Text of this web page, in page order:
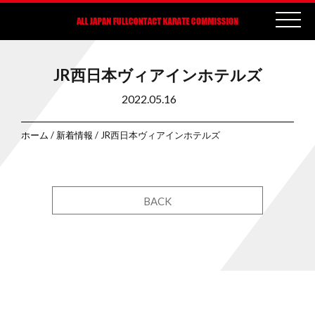
JR西日本ヴィアインホテルズ
2022.05.16
ホーム / 新着情報 / JR西日本ヴィアインホテルズ
BACK